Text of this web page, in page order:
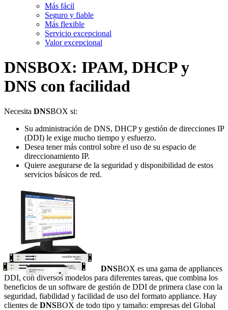
Más fácil
Seguro y fiable
Más flexible
Servicio excepcional
Valor excepcional
DNSBOX: IPAM, DHCP y
DNS con facilidad
Necesita DNSBOX si:
Su administración de DNS, DHCP y gestión de direcciones IP
(DDI) le exige mucho tiempo y esfuerzo.
Desea tener más control sobre el uso de su espacio de
direccionamiento IP.
Quiere asegurarse de la seguridad y disponibilidad de estos
servicios básicos de red.
DNSBOX es una gama de appliances
DDI, con diversos modelos para diferentes tareas, que combina los
beneficios de un software de gestión de DDI de primera clase con la
seguridad, fiabilidad y facilidad de uso del formato appliance. Hay
clientes de DNSBOX de todo tipo y tamaño: empresas del Global